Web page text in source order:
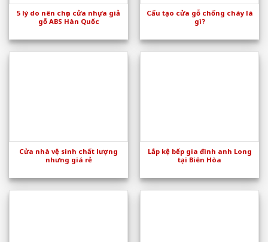
5 lý do nên chọn cửa nhựa giả
gỗ ABS Hàn Quốc
Cấu tạo cửa gỗ chống cháy là
gì?
Cửa nhà vệ sinh chất lượng
nhưng giá rẻ
Lắp kệ bếp gia đình anh Long
tại Biên Hòa